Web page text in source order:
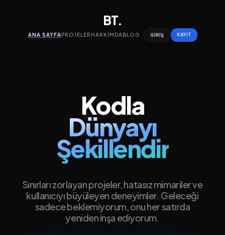
BT.
ANA SAYFAPROJELER HAKKIMDABLOG GIRIŞ KAYIT
Kodla
Dünyayı
Şekillendir
Sınırları zorlayan projeler, hatasız mimariler ve
kullanıcıyı büyüleyen deneyimler. Geleceği
sadece beklemiyorum, onu her satırda
yeniden inşa ediyorum.